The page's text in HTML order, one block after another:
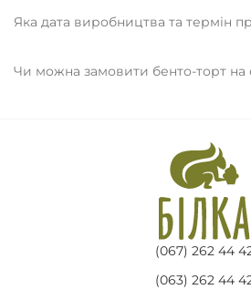
Яка дата виробництва та термін
Чи можна замовити бенто-торт на
(067) 262 44
(063) 262 44